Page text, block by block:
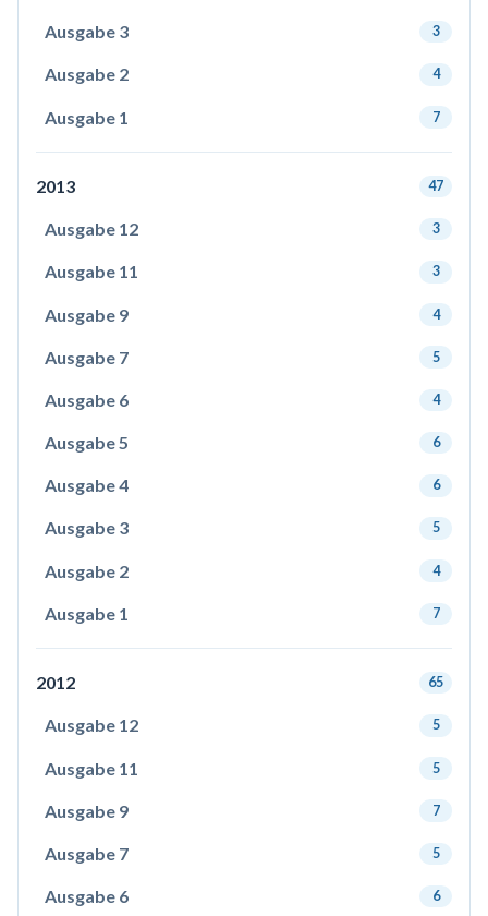
Ausgabe 3 3
Ausgabe 2 4
Ausgabe 1 7
2013 47
Ausgabe 12 3
Ausgabe 11 3
Ausgabe 9 4
Ausgabe 7 5
Ausgabe 6 4
Ausgabe 5 6
Ausgabe 4 6
Ausgabe 3 5
Ausgabe 2 4
Ausgabe 1 7
2012 65
Ausgabe 12 5
Ausgabe 11 5
Ausgabe 9 7
Ausgabe 7 5
Ausgabe 6 6